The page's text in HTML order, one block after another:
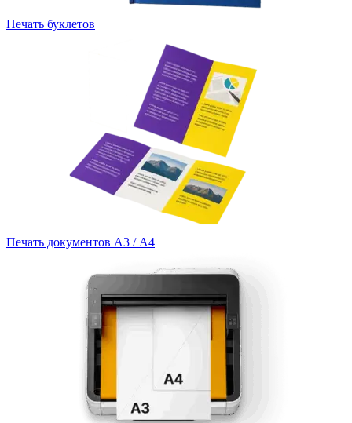
Печать буклетов
Печать документов А3 / А4